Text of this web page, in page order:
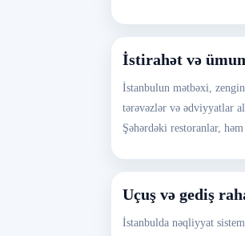
İstirahət və
İstanbulun mətbəxi,
tərəvəzlər və ədviyyatlar
Şəhərdəki restoranlar,
Uçuş və gediş
İstanbulda nəqliyyat